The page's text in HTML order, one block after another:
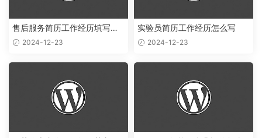
售后服务简历工作经历填写样
本 2024-12-23
实验员简历工作经历怎么写
2024-12-23